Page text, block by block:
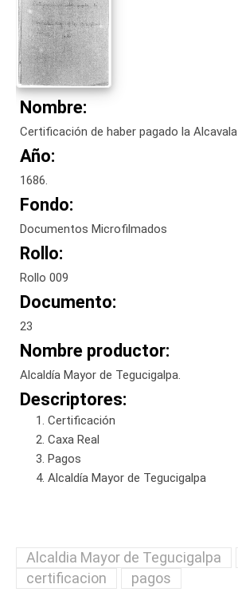
Nombre:
Certificación de haber pagado la Alcavala
Año:
1686.
Fondo:
Documentos Microfilmados
Rollo:
Rollo 009
Documento:
23
Nombre productor:
Alcaldía Mayor de Tegucigalpa.
Descriptores:
Certificación
Caxa Real
Pagos
Alcaldía Mayor de Tegucigalpa
Alcaldia Mayor de Tegucigalpa
certificacion
pagos